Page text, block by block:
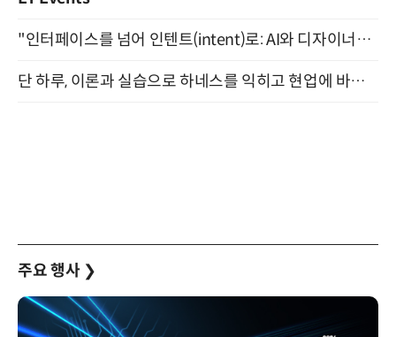
"인터페이스를 넘어 인텐트(intent)로: AI와 디자이너가 함께 만드는 공존의 UX" 강남역 (9/2)
단 하루, 이론과 실습으로 하네스를 익히고 현업에 바로 쓰는 핸즈온 워크숍 (8/20)
주요 행사 ❯